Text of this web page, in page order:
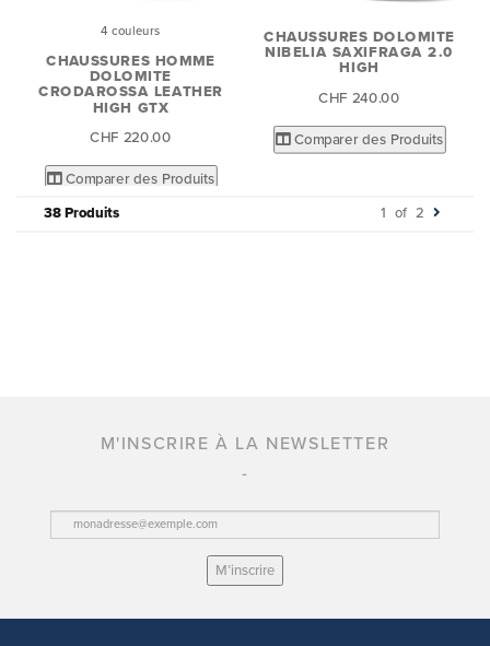
4 couleurs
CHAUSSURES HOMME
DOLOMITE
CRODAROSSA LEATHER
HIGH GTX
CHF 220.00
Comparer des Produits
CHAUSSURES DOLOMITE
NIBELIA SAXIFRAGA 2.0
HIGH
CHF 240.00
Comparer des Produits
38 Produits 1 of 2
M'INSCRIRE À LA NEWSLETTER
M’inscrire